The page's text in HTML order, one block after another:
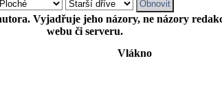
Vyjadřuje jeho názory, ne názory
webu či serveru.
Vlákno